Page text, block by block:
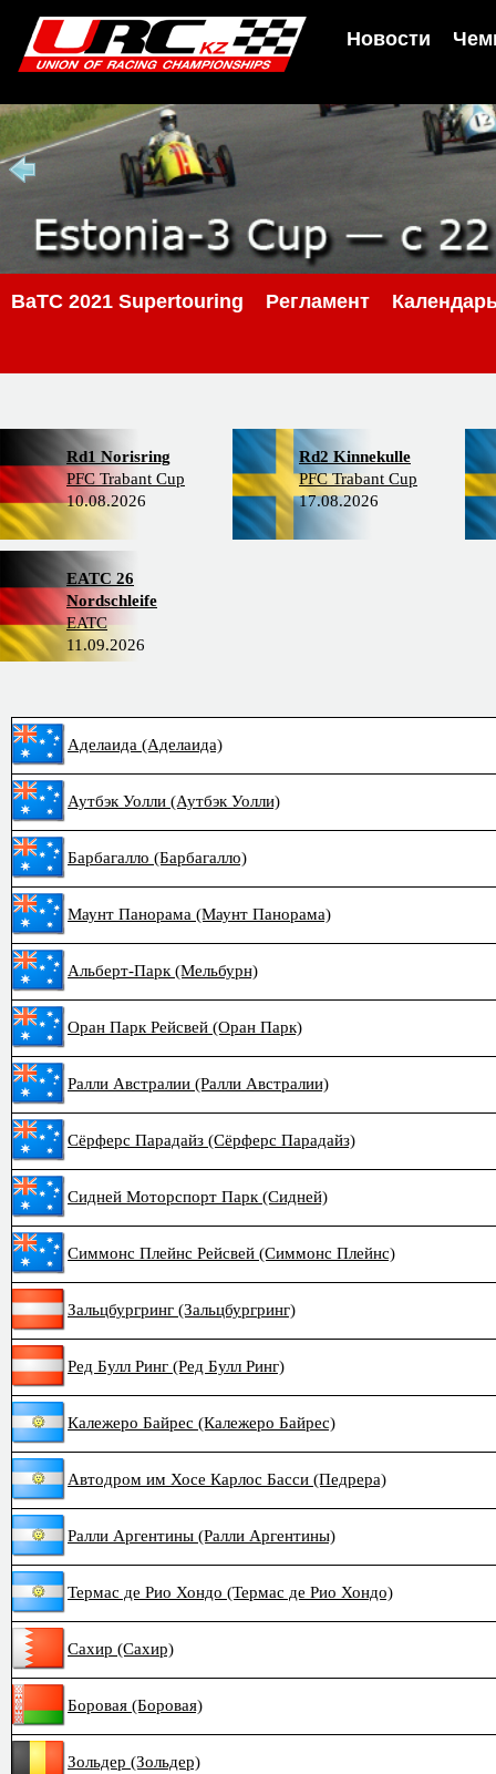
Новости
BaTC 2021 Supertouring Регламент
Rd1 Norisring
PFC Trabant Cup
10.08.2026
Rd2 Kinnekulle
PFC Trabant Cup
17.08.2026
EATC 26
Nordschleife
EATC
11.09.2026
Аделаида (Аделаида)
Аутбэк Уолли (Аутбэк Уолли)
Барбагалло (Барбагалло)
Маунт Панорама (Маунт Панорама)
Альберт-Парк (Мельбурн)
Оран Парк Рейсвей (Оран Парк)
Ралли Австралии (Ралли Австралии)
Сёрферс Парадайз (Сёрферс Парадайз)
Сидней Моторспорт Парк (Сидней)
Симмонс Плейнс Рейсвей (Симмонс Плейнс)
Зальцбургринг (Зальцбургринг)
Ред Булл Ринг (Ред Булл Ринг)
Калежеро Байрес (Калежеро Байрес)
Автодром им Хосе Карлос Басси (Педрера)
Ралли Аргентины (Ралли Аргентины)
Термас де Рио Хондо (Термас де Рио Хондо)
Сахир (Сахир)
Боровая (Боровая)
Зольдер (Зольдер)